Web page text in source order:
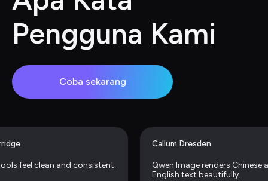
Pengguna Kami
Coba sekarang
feel clean and consistent.
Callum Dresden
Qwen Image renders Chinese
English text beautifully.